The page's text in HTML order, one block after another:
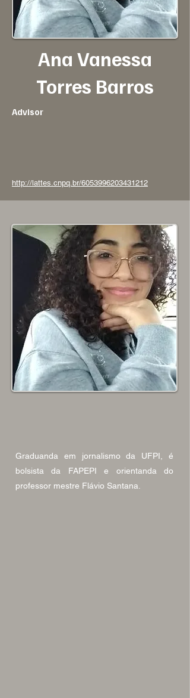
Ana Vanessa
Torres Barros
Advisor
http://lattes.cnpq.br/6053996203431212
Graduanda em jornalismo da UFPI, é
bolsista da FAPEPI e orientanda do
professor mestre Flávio Santana.